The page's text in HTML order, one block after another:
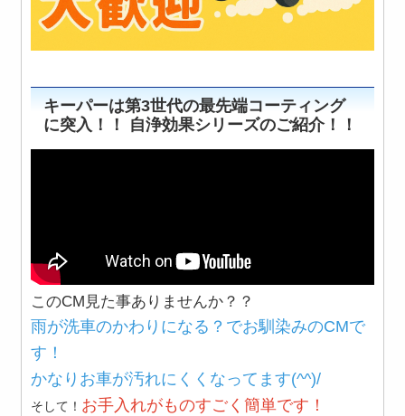
キーパーは第3世代の最先端コーティング
に突入！！ 自浄効果シリーズのご紹介！！
このCM見た事ありませんか？？
雨が洗車のかわりになる？でお馴染みのCMで
す！
かなりお車が汚れにくくなってます(^^)/
そして！ お手入れがものすごく簡単です！